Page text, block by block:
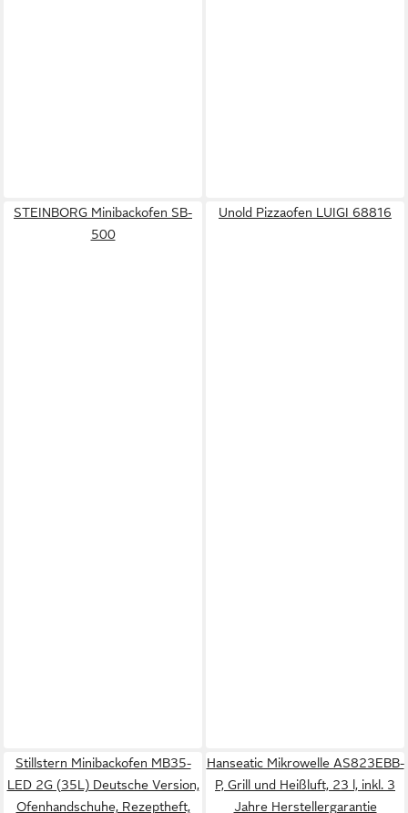
STEINBORG Minibackofen SB-
500
Unold Pizzaofen LUIGI 68816
Stillstern Minibackofen MB35-
LED 2G (35L) Deutsche Version,
Ofenhandschuhe, Rezeptheft,
Hanseatic Mikrowelle AS823EBB-
P, Grill und Heißluft, 23 l, inkl. 3
Jahre Herstellergarantie